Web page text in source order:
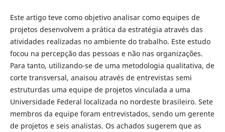
Este artigo teve como objetivo analisar como equipes de
projetos desenvolvem a prática da estratégia através das
atividades realizadas no ambiente do trabalho. Este estudo
focou na percepção das pessoas e não nas organizações.
Para tanto, utilizando-se de uma metodologia qualitativa, de
corte transversal, anaisou através de entrevistas semi
estruturdas uma equipe de projetos vinculada a uma
Universidade Federal localizada no nordeste brasileiro. Sete
membros da equipe foram entrevistados, sendo um gerente
de projetos e seis analistas. Os achados sugerem que as